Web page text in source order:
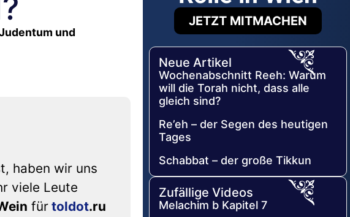
und
haben wir uns
viele Leute
für toldot.ru
JETZT MITMACHEN
Neue Artikel
Wochenabschnitt Reeh: Warum
will die Torah nicht, dass alle
gleich sind?
Re’eh – der Segen des heutigen
Tages
Schabbat – der große Tikkun
Zufällige Videos
Melachim b Kapitel 7